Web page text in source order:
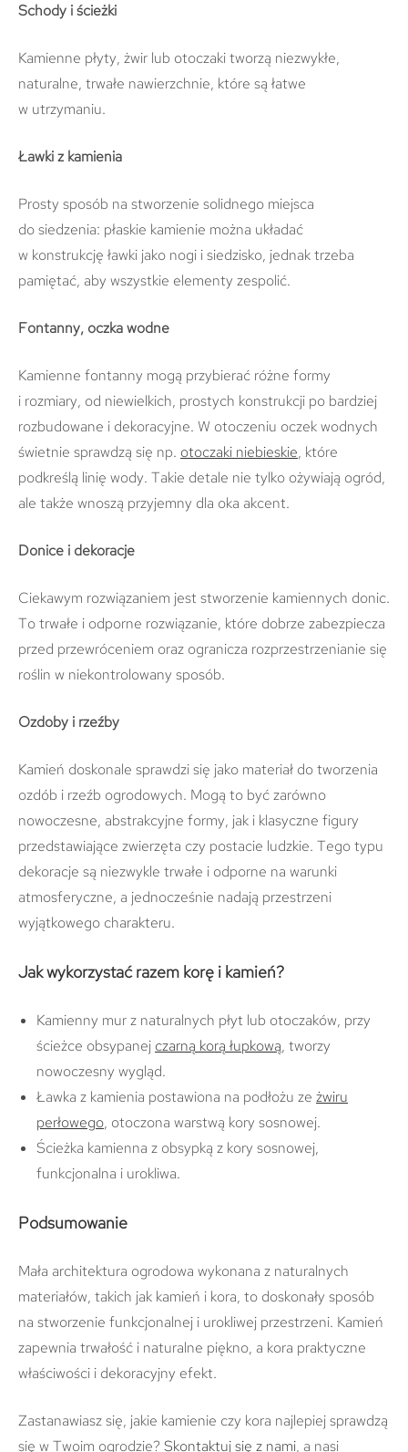
Schody i ścieżki
Kamienne płyty, żwir lub otoczaki tworzą niezwykłe,
naturalne, trwałe nawierzchnie, które są łatwe
w utrzymaniu.
Ławki z kamienia
Prosty sposób na stworzenie solidnego miejsca
do siedzenia: płaskie kamienie można układać
w konstrukcję ławki jako nogi i siedzisko, jednak trzeba
pamiętać, aby wszystkie elementy zespolić.
Fontanny, oczka wodne
Kamienne fontanny mogą przybierać różne formy
i rozmiary, od niewielkich, prostych konstrukcji po bardziej
rozbudowane i dekoracyjne. W otoczeniu oczek wodnych
świetnie sprawdzą się np. otoczaki niebieskie, które
podkreślą linię wody. Takie detale nie tylko ożywiają ogród,
ale także wnoszą przyjemny dla oka akcent.
Donice i dekoracje
Ciekawym rozwiązaniem jest stworzenie kamiennych donic.
To trwałe i odporne rozwiązanie, które dobrze zabezpiecza
przed przewróceniem oraz ogranicza rozprzestrzenianie się
roślin w niekontrolowany sposób.
Ozdoby i rzeźby
Kamień doskonale sprawdzi się jako materiał do tworzenia
ozdób i rzeźb ogrodowych. Mogą to być zarówno
nowoczesne, abstrakcyjne formy, jak i klasyczne figury
przedstawiające zwierzęta czy postacie ludzkie. Tego typu
dekoracje są niezwykle trwałe i odporne na warunki
atmosferyczne, a jednocześnie nadają przestrzeni
wyjątkowego charakteru.
Jak wykorzystać razem korę i kamień?
Kamienny mur z naturalnych płyt lub otoczaków, przy
ścieżce obsypanej czarną korą łupkową, tworzy
nowoczesny wygląd.
Ławka z kamienia postawiona na podłożu ze żwiru
perłowego, otoczona warstwą kory sosnowej.
Ścieżka kamienna z obsypką z kory sosnowej,
funkcjonalna i urokliwa.
Podsumowanie
Mała architektura ogrodowa wykonana z naturalnych
materiałów, takich jak kamień i kora, to doskonały sposób
na stworzenie funkcjonalnej i urokliwej przestrzeni. Kamień
zapewnia trwałość i naturalne piękno, a kora praktyczne
właściwości i dekoracyjny efekt.
Zastanawiasz się, jakie kamienie czy kora najlepiej sprawdzą
się w Twoim ogrodzie? Skontaktuj się z nami, a nasi